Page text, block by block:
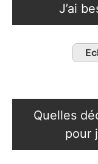
J’ai
Quelles
pour